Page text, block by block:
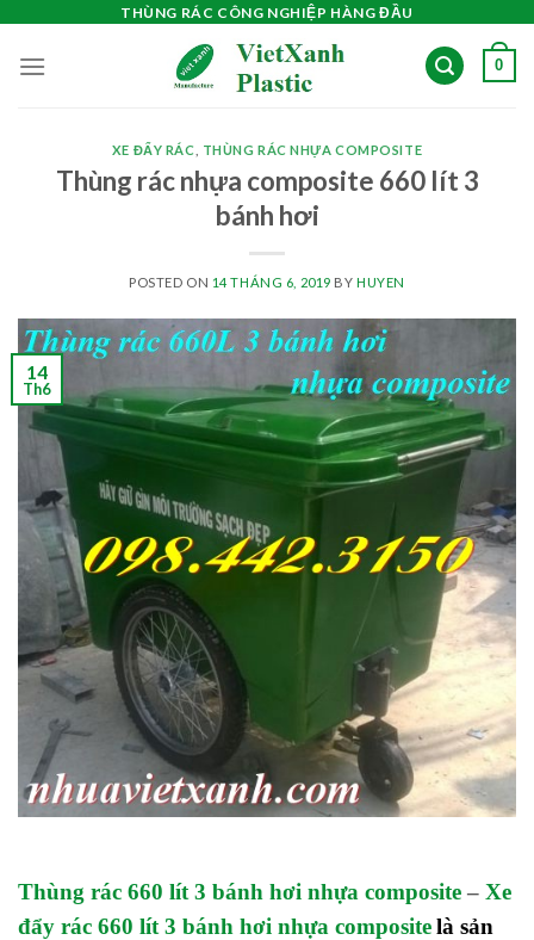
content
THÙNG RÁC CÔNG NGHIỆP HÀNG ĐẦU
0
XE ĐẨY RÁC THÙNG RÁC NHỰA COMPOSITE
Thùng rác nhựa composite 660 lít 3
bánh hơi
POSTED ON 14 THÁNG 6, 2019 BY HUYEN
14
Th6
Thùng rác 660 lít 3 bánh hơi nhựa composite – Xe
đẩy rác 660 lít 3 bánh hơi nhựa compositelà sản